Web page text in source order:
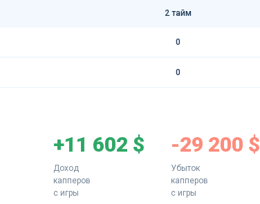
2 тайм
0
0
+11 602 $
Доход
капперов
с игры
-29 200 $
Убыток
капперов
с игры